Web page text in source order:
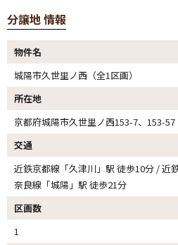
分譲地 情報
物件名
城陽市久世里ノ西（全1区画）
所在地
京都府城陽市久世里ノ西153-7、153-57
交通
近鉄京都線「久津川」駅 徒歩10分 / 近
奈良線「城陽」駅 徒歩21分
区画数
1